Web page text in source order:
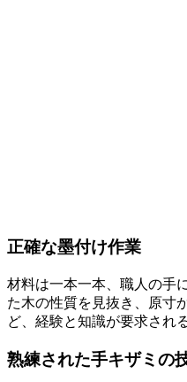
正確な墨付け作業
材料は一本一本、職人の手
た木の性質を見抜き、原寸
ど、経験と知識が要求され
熟練された手キザミの